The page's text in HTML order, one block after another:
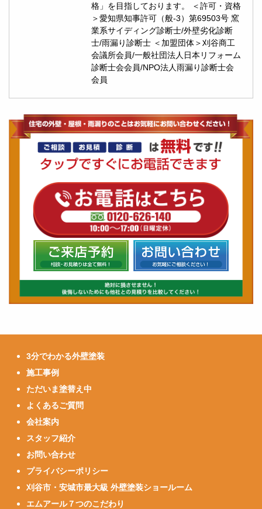
格」を目指しております。 ＜許可・資格
＞愛知県知事許可（般-3）第69503号 窯
業系サイディング診断士/外壁劣化診断
士/雨漏り診断士 ＜加盟団体＞刈谷商工
会議所会員/一般社団法人日本リフォーム
診断士会会員/NPO法人雨漏り診断士会
会員
3分でわかる外壁塗装
施工事例
ただいま塗替え中
よくあるご質問
会社案内
スタッフ紹介
お問い合わせ
プライバシーポリシー
刈谷市・安城市最大級 外壁塗装ショールーム
エムアール７つのこだわり